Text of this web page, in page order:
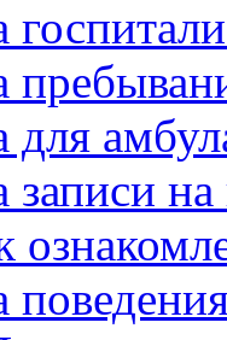
для
записи